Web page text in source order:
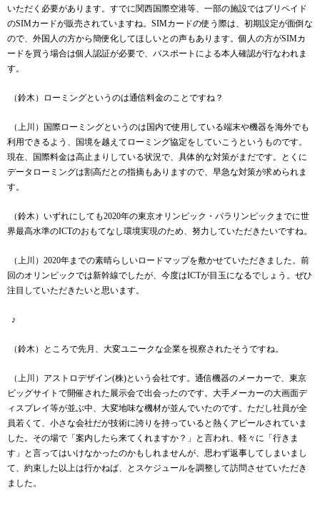
いただく必要があります。すでに関西国際空港等、一部の施設ではプリペイド
のSIMカードが販売されていますね。 SIMカードの使う際は、初期設定が面倒な
ので、外国人の方から簡便化してほしいとの声もあります。個人の方がSIMカ
ードを買う場合は個人認証が必要で、パスポートによる本人確認が行なわれま
す。
（鈴木）ローミングというのは通信料金のことですね？
（上川）国際ローミングというのは国内で使用している端末や機器を海外でも
利用できるよう、国境を越えてローミング協定をしていこうというものです。
現在、国際料金は高止まりしている状況で、具体的な対策がまだです。とくに
データローミングは割高だとの指摘もありますので、早急な対策が求められま
す。
（鈴木）いずれにしても2020年の東京オリンピック・パラリンピックまでに世
界最高水準のICTのおもてなし環境実現のため、努力していただきたいですね。
（上川） 2020年までの素晴らしいロードマップを敷かせていただきました。前
回のオリンピックでは新幹線でしたが、今度はICTが目玉になるでしょう。ぜひ
注目していただきたいと思います。
♪
（鈴木）ところで先月、大変ユニークな企業を視察されたそうですね。
（上川）アストロデザイン(株)という会社です。通信機器のメーカーで、東京
ビッグサイトで開催された展示会で出会ったのです。大手メーカーの大画面デ
ィスプレイ等が並ぶ中、大変地味な機材が並んでいたのです。ただし社員が全
員若くて、小さな会社だが技術に誇りを持っていると熱くアピールされていま
した。その場で「案内したら来てくれますか？」と言われ、軽々に「行きま
す」と言ってはいけなかったのかもしれませんが、思わず返事してしまいまし
て、約束した以上は行かねば、とスケジュールを調整して訪問させていただき
ました。